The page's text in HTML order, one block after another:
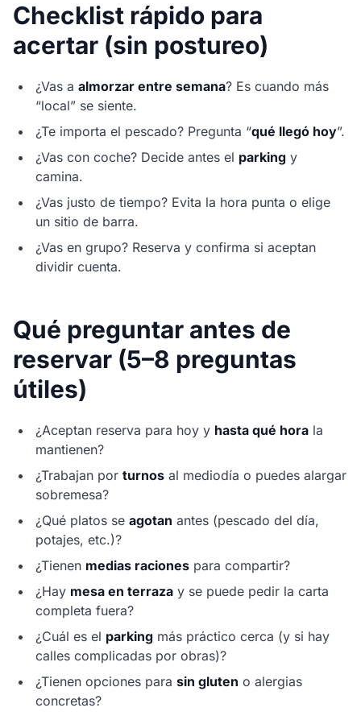
Checklist rápido para
acertar (sin postureo)
¿Vas a almorzar entre semana? Es cuando más
“local” se siente.
¿Te importa el pescado? Pregunta “qué llegó hoy”.
¿Vas con coche? Decide antes el parking y
camina.
¿Vas justo de tiempo? Evita la hora punta o elige
un sitio de barra.
¿Vas en grupo? Reserva y confirma si aceptan
dividir cuenta.
Qué preguntar antes de
reservar (5–8 preguntas
útiles)
¿Aceptan reserva para hoy y hasta qué hora la
mantienen?
¿Trabajan por turnos al mediodía o puedes alargar
sobremesa?
¿Qué platos se agotan antes (pescado del día,
potajes, etc.)?
¿Tienen medias raciones para compartir?
¿Hay mesa en terraza y se puede pedir la carta
completa fuera?
¿Cuál es el parking más práctico cerca (y si hay
calles complicadas por obras)?
¿Tienen opciones para sin gluten o alergias
concretas?